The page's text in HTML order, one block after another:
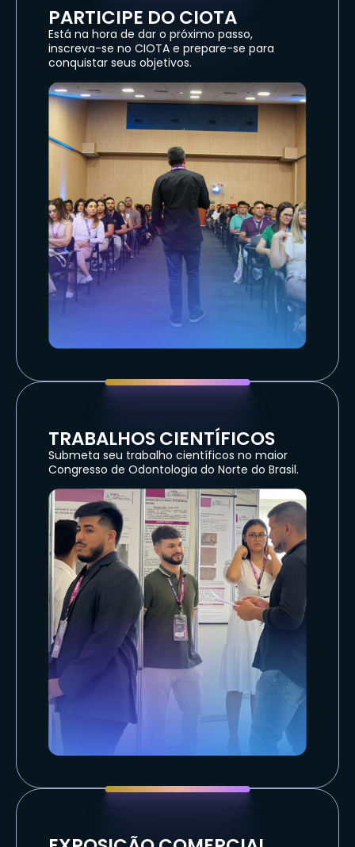
PARTICIPE DO CIOTA
Está na hora de dar o próximo passo,
inscreva-se no CIOTA e prepare-se para
conquistar seus objetivos.
TRABALHOS CIENTÍFICOS
Submeta seu trabalho científicos no maior
Congresso de Odontologia do Norte do Brasil.
EXPOSIÇÃO COMERCIAL